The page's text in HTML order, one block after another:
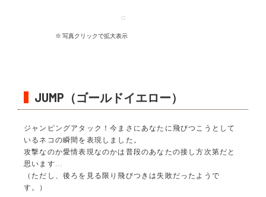
※ 写真クリックで拡大表示
JUMP（ゴールドイエロー）
ジャンピングアタック！今まさにあなたに飛びつこうとして
いるネコの瞬間を表現しました。
攻撃なのか愛情表現なのかは普段のあなたの接し方次第だと
思います...
（ただし、後ろを見る限り飛びつきは失敗だったようで
す。）